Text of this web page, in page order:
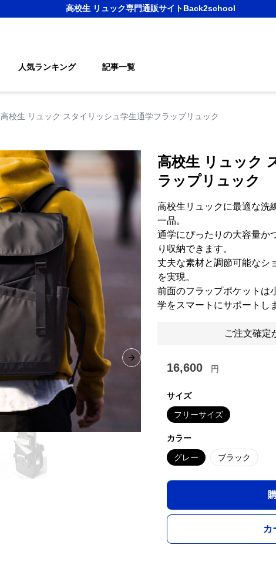
高校生 リュック専門通販サイトBack2school
人気ランキング 記事一覧
高校生 リュック スタイリッシュ学生通学フラップリュック
Next slide
高校生 リュック
ラップリュック
高校生リュックに最適な洗
一品。
通学にぴったりの大容量か
り収納できます。
丈夫な素材と調節可能なシ
を実現。
前面のフラップポケットは
学をスマートにサポートし
ご注文確定
16,600 円
サイズ
フリーサイズ
カラー
グレー ブラック
カ